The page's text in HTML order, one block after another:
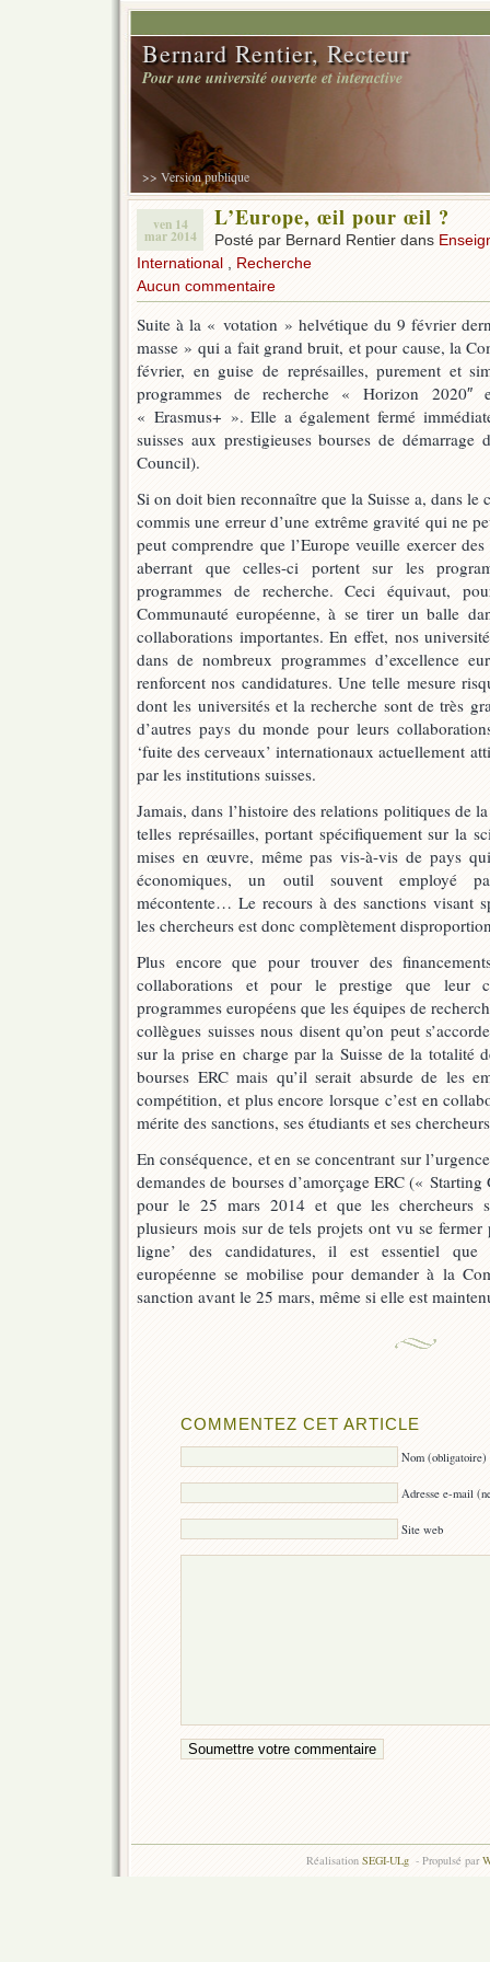
Bernard Rentier, Recteur
Pour une université ouverte et interactive
>> Version publique
ven 14
mar 2014
L’Europe, œil pour œil ?
Posté par Bernard Rentier dans
International
Recherche
Aucun commentaire
Suite à la « votation » helvétique du 9 février
masse » qui a fait grand bruit, et pour cause, la
février, en guise de représailles, purement et
programmes de recherche « Horizon 2020″
« Erasmus+ ». Elle a également fermé
suisses aux prestigieuses bourses de démarrage
Council).
Si on doit bien reconnaître que la Suisse a, dans le
commis une erreur d’une extrême gravité qui ne
peut comprendre que l’Europe veuille exercer
aberrant que celles-ci portent sur les
programmes de recherche. Ceci équivaut,
Communauté européenne, à se tirer un balle
collaborations importantes. En effet, nos
dans de nombreux programmes d’excellence
renforcent nos candidatures. Une telle mesure
dont les universités et la recherche sont de très
d’autres pays du monde pour leurs
‘fuite des cerveaux’ internationaux actuellement
par les institutions suisses.
Jamais, dans l’histoire des relations politiques de
telles représailles, portant spécifiquement sur la
mises en œuvre, même pas vis-à-vis de pays
économiques, un outil souvent employé
mécontente… Le recours à des sanctions visant
les chercheurs est donc complètement
Plus encore que pour trouver des
collaborations et pour le prestige que leur
programmes européens que les équipes de
collègues suisses nous disent qu’on peut
sur la prise en charge par la Suisse de la totalité
bourses ERC mais qu’il serait absurde de les
compétition, et plus encore lorsque c’est en
mérite des sanctions, ses étudiants et ses
En conséquence, et en se concentrant sur
demandes de bourses d’amorçage ERC («
pour le 25 mars 2014 et que les chercheurs
plusieurs mois sur de tels projets ont vu se fermer
ligne’ des candidatures, il est essentiel que
européenne se mobilise pour demander à la
sanction avant le 25 mars, même si elle est
COMMENTEZ CET ARTICLE
Nom (obligatoire)
Adresse e-mail
Site web
Réalisation SEGI-ULg - Propulsé par